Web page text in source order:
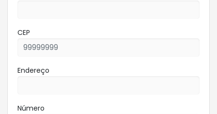
CEP
Endereço
Número